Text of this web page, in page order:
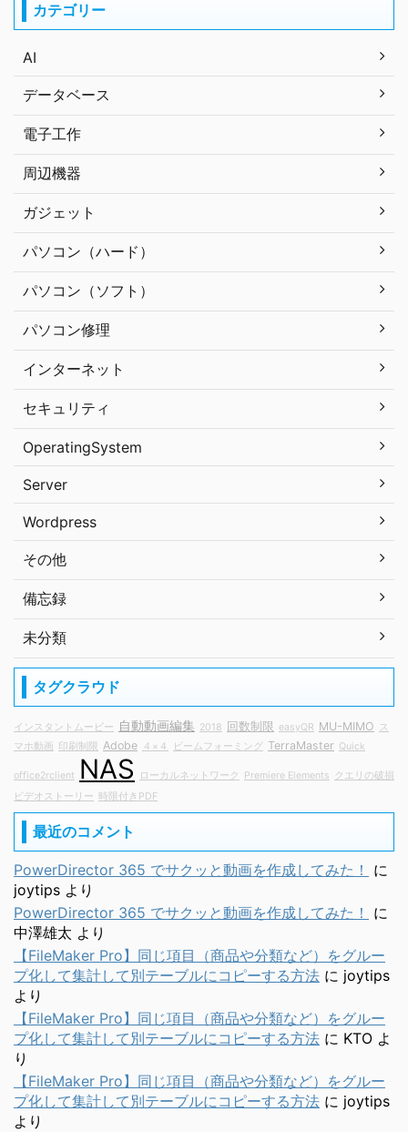
カテゴリー
AI
データベース
電子工作
周辺機器
ガジェット
パソコン（ハード）
パソコン（ソフト）
パソコン修理
インターネット
セキュリティ
OperatingSystem
Server
Wordpress
その他
備忘録
未分類
タグクラウド
インスタントムービー 自動動画編集 2018 回数制限 easyQR MU-MIMO
ス
マホ動画 印刷制限 Adobe ４×４ ビームフォーミング TerraMaster Quick
office2rclient NAS ローカルネットワーク Premiere Elements
クエリの破損
ビデオストーリー 時限付きPDF
最近のコメント
PowerDirector 365 でサクッと動画を作成してみた！
に
joytips より
PowerDirector 365 でサクッと動画を作成してみた！
に
中澤雄太 より
【FileMaker Pro】同じ項目（商品や分類など）をグルー
プ化して集計して別テーブルにコピーする方法 に joytips
より
【FileMaker Pro】同じ項目（商品や分類など）をグルー
プ化して集計して別テーブルにコピーする方法 に KTO よ
り
【FileMaker Pro】同じ項目（商品や分類など）をグルー
プ化して集計して別テーブルにコピーする方法 に joytips
より